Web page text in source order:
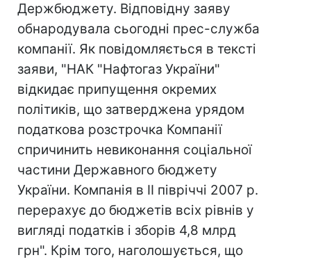
Держбюджету. Відповідну заяву
обнародувала сьогодні прес-служба
компанії. Як повідомляється в тексті
заяви, "НАК "Нафтогаз України"
відкидає припущення окремих
політиків, що затверджена урядом
податкова розстрочка Компанії
спричинить невиконання соціальної
частини Державного бюджету
України. Компанія в ІІ півріччі 2007 р.
перерахує до бюджетів всіх рівнів у
вигляді податків і зборів 4,8 млрд
грн". Крім того, наголошується, що